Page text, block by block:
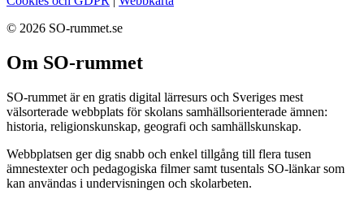
© 2026 SO-rummet.se
Om SO-rummet
SO-rummet är en gratis digital lärresurs och Sveriges mest
välsorterade webbplats för skolans samhällsorienterade ämnen:
historia, religionskunskap, geografi och samhällskunskap.
Webbplatsen ger dig snabb och enkel tillgång till flera tusen
ämnestexter och pedagogiska filmer samt tusentals SO-länkar som
kan användas i undervisningen och skolarbeten.